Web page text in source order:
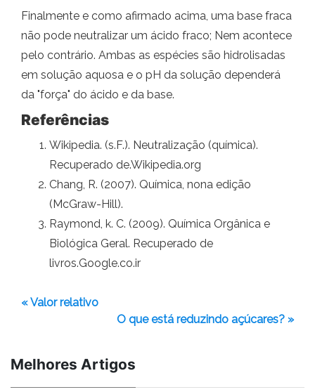
Finalmente e como afirmado acima, uma base fraca
não pode neutralizar um ácido fraco; Nem acontece
pelo contrário. Ambas as espécies são hidrolisadas
em solução aquosa e o pH da solução dependerá
da "força" do ácido e da base.
Referências
Wikipedia. (s.F.). Neutralização (química).
Recuperado de.Wikipedia.org
Chang, R. (2007). Química, nona edição
(McGraw-Hill).
Raymond, k. C. (2009). Química Orgânica e
Biológica Geral. Recuperado de
livros.Google.co.ir
« Valor relativo
O que está reduzindo açúcares? »
Melhores Artigos